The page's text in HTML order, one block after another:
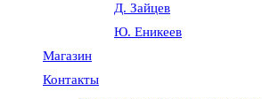
Д. Зайцев
Ю. Еникеев
Магазин
Контакты